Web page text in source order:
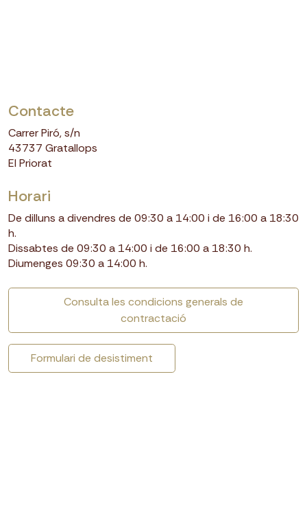
+
Contacte
Carrer Piró, s/n
43737 Gratallops
El Priorat
Horari
De dilluns a divendres de 09:30 a 14:00 i de 16:00 a 18:30
h.
Dissabtes de 09:30 a 14:00 i de 16:00 a 18:30 h.
Diumenges 09:30 a 14:00 h.
Consulta les condicions generals de
contractació
Formulari de desistiment